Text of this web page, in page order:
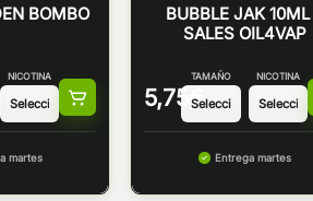
BOMBO
NICOTINA
martes
BUBBLE JAK 10ML
SALES OIL4VAP
5,75 €
TAMAÑO NICOTINA
Entrega martes